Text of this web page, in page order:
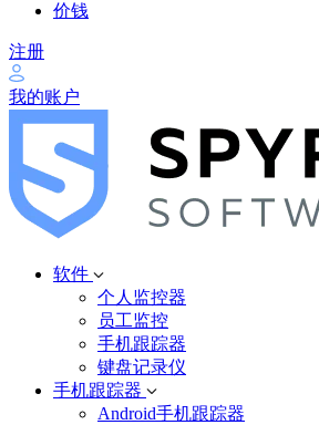
价钱
注册
我的账户
软件
个人监控器
员工监控
手机跟踪器
键盘记录仪
手机跟踪器
Android手机跟踪器